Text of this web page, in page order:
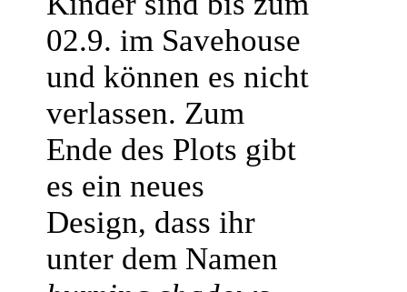
02.9. im Savehouse
und können es nicht
verlassen. Zum
Ende des Plots gibt
es ein neues
Design, dass ihr
unter dem Namen